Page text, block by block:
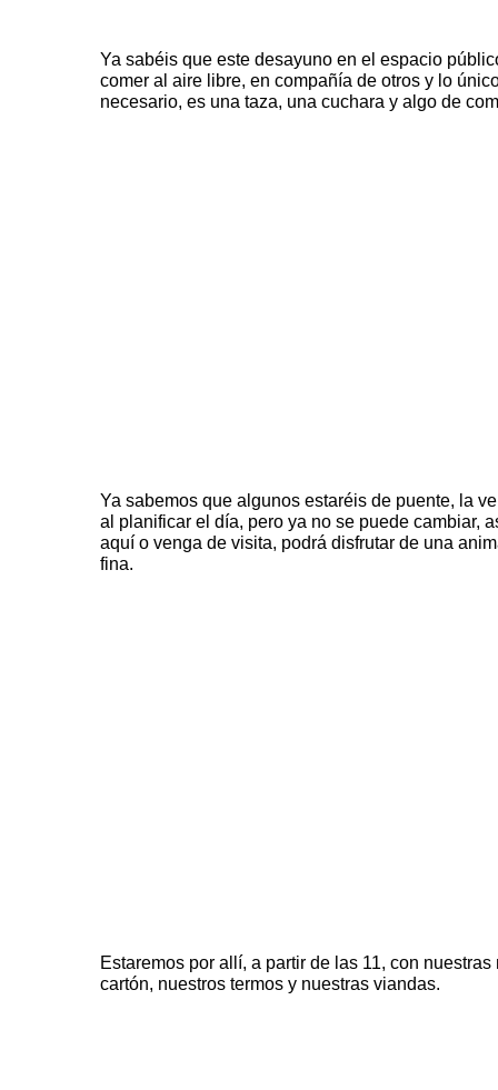
Ya sabéis que este desayuno en el espacio
comer al aire libre, en compañía de otros y lo
necesario, es una taza, una cuchara y algo de
Ya sabemos que algunos estaréis de puente, la
al planificar el día, pero ya no se puede cambiar,
aquí o venga de visita, podrá disfrutar de una
fina.
Estaremos por allí, a partir de las 11, con
cartón, nuestros termos y nuestras viandas.